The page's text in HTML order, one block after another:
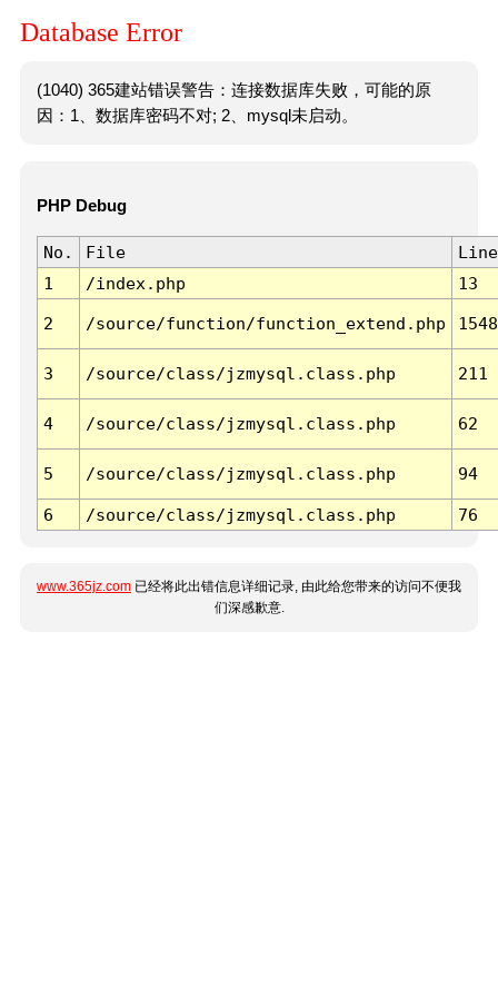
Database Error
(1040) 365建站错误警告：连接数据库失败，可能的原
因：1、数据库密码不对; 2、mysql未启动。
PHP Debug
No. File
Line
1
/index.php 13
2 /source/function/function_extend.php 1548
3 /source/class/jzmysql.class.php 211
4 /source/class/jzmysql.class.php 62
5 /source/class/jzmysql.class.php 94
6 /source/class/jzmysql.class.php 76
www.365jz.com 已经将此出错信息详细记录, 由此给您带来的访问不便我
们深感歉意.